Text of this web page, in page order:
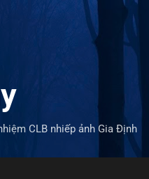
CLB nhiếp ảnh Gia Định